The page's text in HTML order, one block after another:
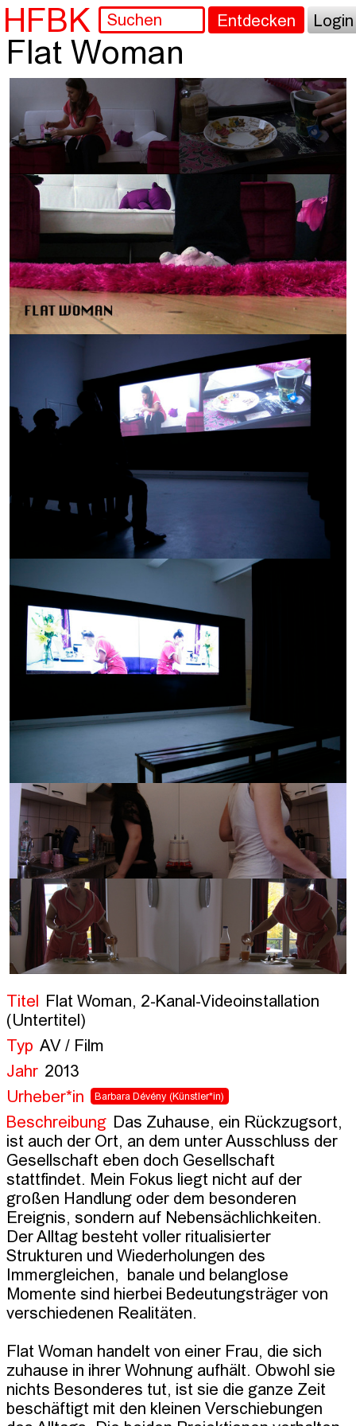
HFBK Entdecken Login
Flat Woman
Titel
Flat Woman, 2-Kanal-Videoinstallation
(Untertitel)
Typ AV / Film
Jahr 2013
Urheber*in
Barbara Dévény (Künstler*in)
Beschreibung Das Zuhause, ein Rückzugsort,
ist auch der Ort, an dem unter Ausschluss der
Gesellschaft eben doch Gesellschaft
stattfindet. Mein Fokus liegt nicht auf der
großen Handlung oder dem besonderen
Ereignis, sondern auf Nebensächlichkeiten.
Der Alltag besteht voller ritualisierter
Strukturen und Wiederholungen des
Immergleichen,  banale und belanglose
Momente sind hierbei Bedeutungsträger von
verschiedenen Realitäten.
Flat Woman handelt von einer Frau, die sich
zuhause in ihrer Wohnung aufhält. Obwohl sie
nichts Besonderes tut, ist sie die ganze Zeit
beschäftigt mit den kleinen Verschiebungen